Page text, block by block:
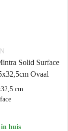
Solid Surface
Ovaal
cm
in huis